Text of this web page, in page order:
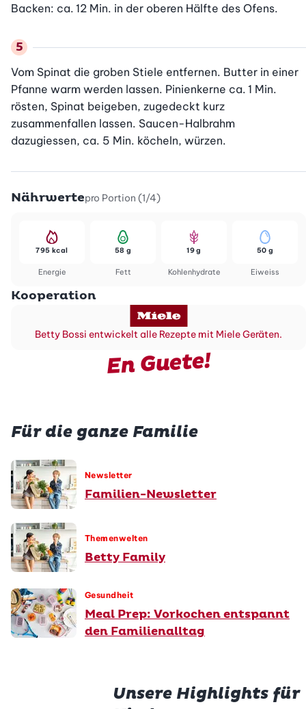
Backen: ca. 12 Min. in der oberen Hälfte des Ofens.
Vom Spinat die groben Stiele entfernen. Butter in einer
Pfanne warm werden lassen. Pinienkerne ca. 1 Min.
rösten, Spinat beigeben, zugedeckt kurz
zusammenfallen lassen. Saucen-Halbrahm
dazugiessen, ca. 5 Min. köcheln, würzen.
Nährwertepro Portion (1/4)
Energie
795 kcal
Fett
58 g
Kohlenhydrate
19 g
Eiweiss
50 g
Kooperation
Betty Bossi entwickelt alle Rezepte mit Miele Geräten.
En Guete!
Für die ganze Familie
Newsletter
Familien-Newsletter
Themenwelten
Betty Family
Gesundheit
Meal Prep: Vorkochen entspannt
den Familienalltag
Unsere Highlights für